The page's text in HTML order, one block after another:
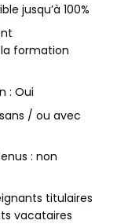
jusqu’à 100%
formation
: Oui
/ ou avec
: non
titulaires
vacataires